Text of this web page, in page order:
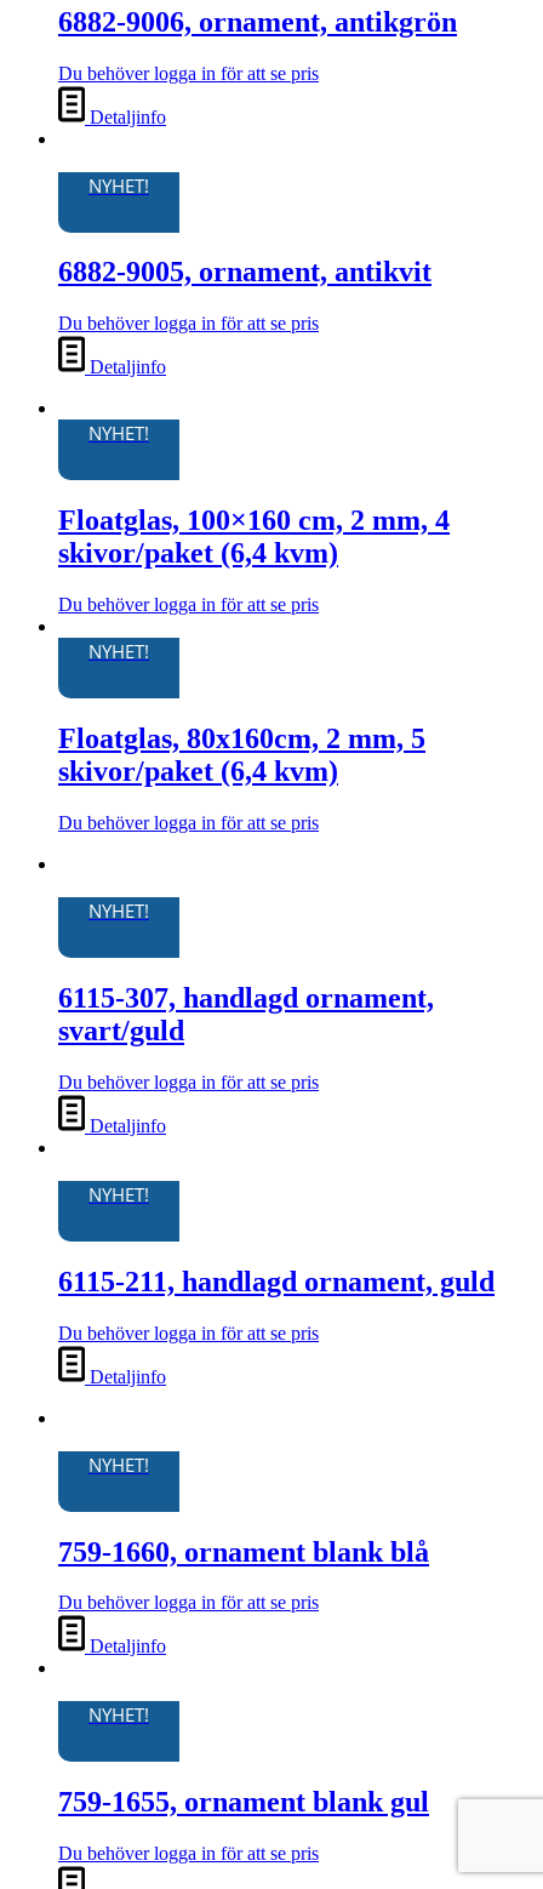
6882-9006, ornament, antikgrön
Du behöver logga in för att se pris
Detaljinfo
NYHET!
6882-9005, ornament, antikvit
Du behöver logga in för att se pris
Detaljinfo
NYHET!
Floatglas, 100×160 cm, 2 mm, 4
skivor/paket (6,4 kvm)
Du behöver logga in för att se pris
har
varianter.
De
olika
kan
NYHET!
Floatglas, 80x160cm, 2 mm, 5
skivor/paket (6,4 kvm)
Du behöver logga in för att se pris
varianter.
olika
alternativen
kan
på
produktsidan
NYHET!
6115-307, handlagd ornament,
svart/guld
Du behöver logga in för att se pris
Detaljinfo
NYHET!
6115-211, handlagd ornament, guld
Du behöver logga in för att se pris
Detaljinfo
NYHET!
759-1660, ornament blank blå
Du behöver logga in för att se pris
Detaljinfo
NYHET!
759-1655, ornament blank gul
Du behöver logga in för att se pris